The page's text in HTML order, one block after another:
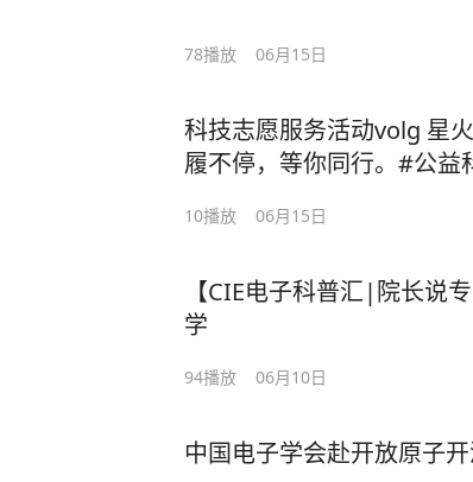
78播放 06月15日
科技志愿服务活动volg 星
履不停，等你同行。#公
10播放 06月15日
【CIE电子科普汇|院长说
学
94播放 06月10日
中国电子学会赴开放原子